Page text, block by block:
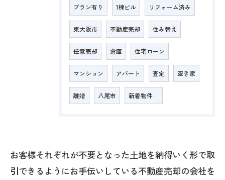
プラン有り 1棟ビル リフォーム済み
東大阪市 不動産売却 住み替え
任意売却 倉庫 住宅ローン
マンション アパート 査定 空き家
離婚 八尾市 新着物件
お客様それぞれが不要となった土地を納得いく形で取
引できるようにお手伝いしている不動産売却の会社を